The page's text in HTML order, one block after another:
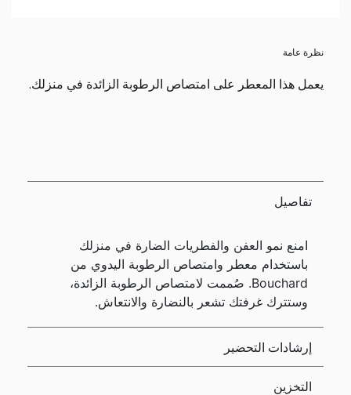
نظرة عامة
يعمل هذا المعطر على امتصاص الرطوبة الزائدة في منزلك.
تفاصيل
امنع نمو العفن والفطريات الضارة في منزلك
باستخدام معطر وامتصاص الرطوبة اليدوي من
Bouchard. صُممت لامتصاص الرطوبة الزائدة،
وستترك غرفتك تشعر بالنضارة والانتعاش.
إرشادات التحضير
التخزين